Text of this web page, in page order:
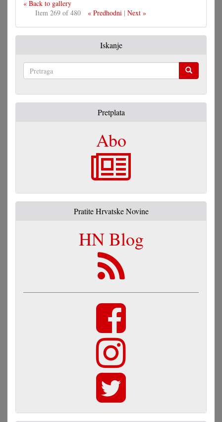
« Back to gallery
Item 269 of 480
« Predhodni| Next »
Iskanje
Pretplata
Abo
Pratite Hrvatske Novine
HN Blog